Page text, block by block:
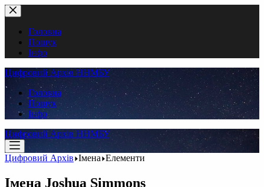
Перейти
до
вмістуГоловна
Пошук
Інфо
Цифровий Архів ННМБУ
Головна
Пошук
Інфо
Цифровий Архів ННМБУ
Цифровий Архів Імена Елементи
Імена Joshua Simmons